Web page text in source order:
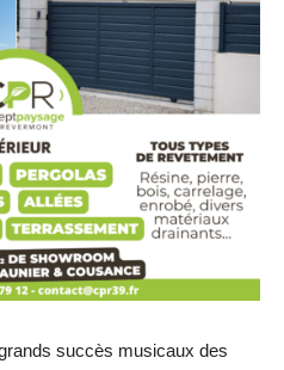
succès musicaux des